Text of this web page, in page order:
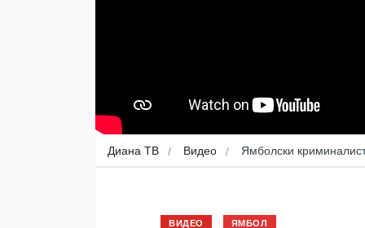
Диана ТВ Видео Ямболски
ВИДЕО ЯМБОЛ